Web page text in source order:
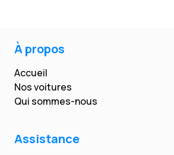
À propos
Accueil
Nos voitures
Qui sommes-nous
Assistance